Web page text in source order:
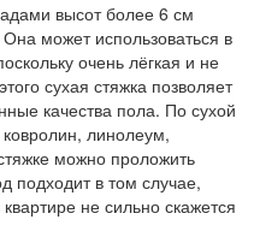
высот более 6 см
может использоваться в
очень лёгкая и не
сухая стяжка позволяет
качества пола. По сухой
линолеум,
можно проложить
подходит в том случае,
не сильно скажется